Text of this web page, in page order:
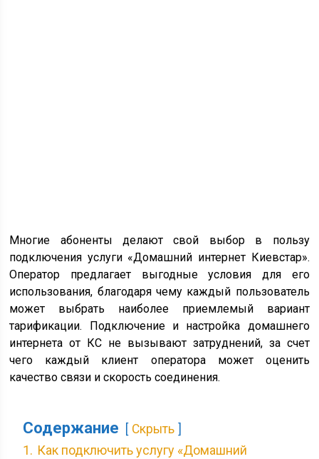
Многие абоненты делают свой выбор в пользу
подключения услуги «Домашний интернет Киевстар».
Оператор предлагает выгодные условия для его
использования, благодаря чему каждый пользователь
может выбрать наиболее приемлемый вариант
тарификации. Подключение и настройка домашнего
интернета от КС не вызывают затруднений, за счет
чего каждый клиент оператора может оценить
качество связи и скорость соединения.
Содержание Скрыть
1. Как подключить услугу «Домашний